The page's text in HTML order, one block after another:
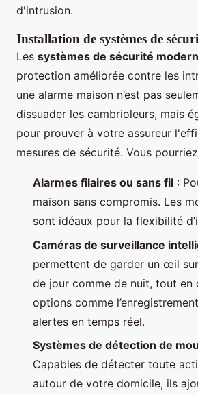
d'intrusion.
Installation de systèmes de
Les systèmes de sécurité
protection améliorée contre les
une alarme maison n’est pas
dissuader les cambrioleurs, mais
pour prouver à votre assureur
mesures de sécurité. Vous
Alarmes filaires ou sans fil :
maison sans compromis. Les
sont idéaux pour la flexibilité
Caméras de surveillance
permettent de garder un œil
de jour comme de nuit, tout en
options comme
alertes en temps réel.
Systèmes de détection de
Capables de détecter toute
autour de votre domicile, ils